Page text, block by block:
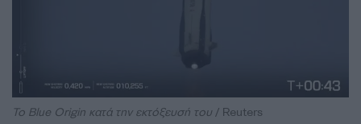
Το Blue Origin κατά την εκτόξευσή του / Reuters